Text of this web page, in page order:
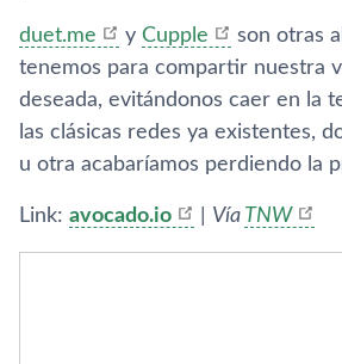
duet.me y Cupple
son otras
tenemos para compartir nuestra
deseada, evitándonos caer en la
las clásicas redes ya existentes,
u otra acabarí­amos perdiendo la
Link: avocado.io Ví­a TNW